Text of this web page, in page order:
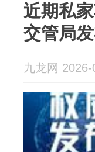
近期私
交管局
九龙网 2026-